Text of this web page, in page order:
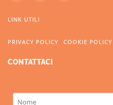
LINK UTILI
PRIVACY POLICY COOKIE POLICY
CONTATTACI